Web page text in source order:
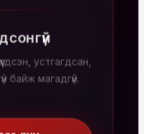
устгагдсан,
байж магадгүй.